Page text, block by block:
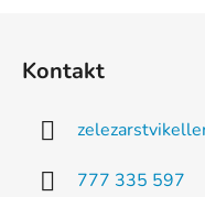
Kontakt
777 335 597